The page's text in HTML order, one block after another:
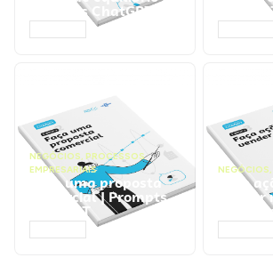
Prompts ChatGPT
NEGÓCIOS, PROCESSOS
EMPRESARIAIS
Faça uma proposta
comercial | Prompts
ChatGPT
NEGÓCIOS,
Faça